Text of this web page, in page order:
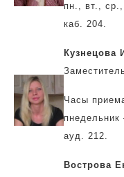
пн., вт.,
каб. 204.
Кузнецова
Часы
ауд. 212.
Вострова